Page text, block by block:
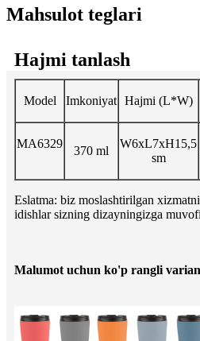
Mahsulot teglari
Hajmi tanlash
Model Imkoniyat Hajmi (L*W)
MA6329
370 ml
W6xL7xH15,5
sm
Eslatma: biz moslashtirilgan
idishlar sizning dizayningizga
Malumot uchun ko'p rangli